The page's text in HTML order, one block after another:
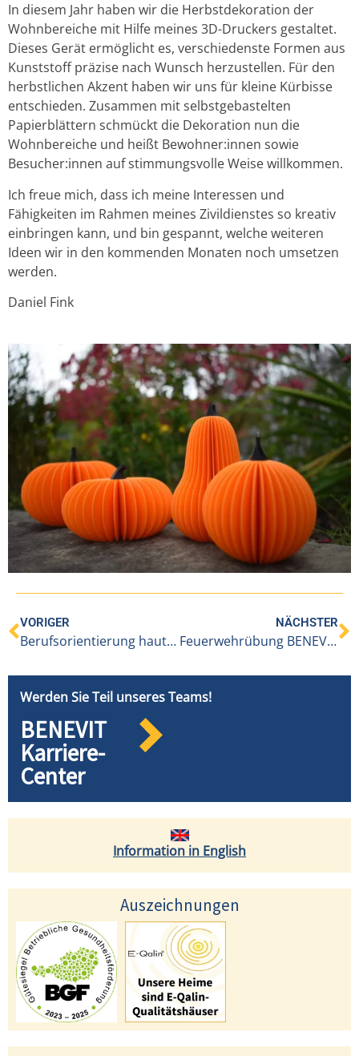
In diesem Jahr haben wir die Herbstdekoration der
Wohnbereiche mit Hilfe meines 3D-Druckers gestaltet.
Dieses Gerät ermöglicht es, verschiedenste Formen aus
Kunststoff präzise nach Wunsch herzustellen. Für den
herbstlichen Akzent haben wir uns für kleine Kürbisse
entschieden. Zusammen mit selbstgebastelten
Papierblättern schmückt die Dekoration nun die
Wohnbereiche und heißt Bewohner:innen sowie
Besucher:innen auf stimmungsvolle Weise willkommen.
Ich freue mich, dass ich meine Interessen und
Fähigkeiten im Rahmen meines Zivildienstes so kreativ
einbringen kann, und bin gespannt, welche weiteren
Ideen wir in den kommenden Monaten noch umsetzen
werden.
Daniel Fink
VORIGER
Berufsorientierung hautnah: Besuch der Polytechnischen Schule im BENEVIT Pflegeheim Hittisau
NÄCHSTER
Feuerwehrübung BENEVIT IAP an der Lutz
Werden Sie Teil unseres Teams!
BENEVIT
Karriere-
Center
Information in English
Auszeichnungen